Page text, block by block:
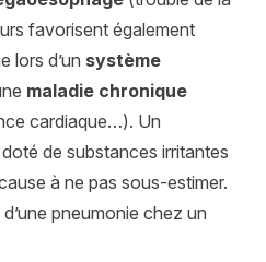
favorisent également
lors d’un système
maladie chronique
cardiaque…). Un
de substances irritantes
à ne pas sous-estimer.
pneumonie chez un